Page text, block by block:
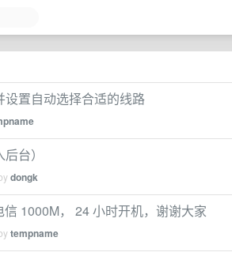
置自动选择合适的线路
台）
dongk
1000M， 24 小时开机，谢谢大家
tempname